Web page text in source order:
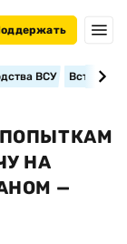
ВСУ
НА
—